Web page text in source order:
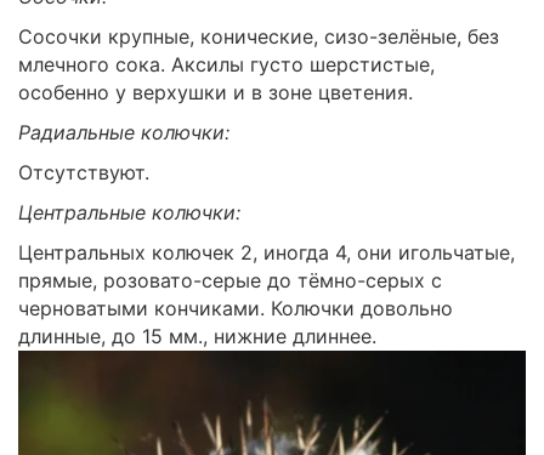
Сосочки крупные, конические, сизо-зелёные, без
млечного сока. Аксилы густо шерстистые,
особенно у верхушки и в зоне цветения.
Радиальные колючки:
Отсутствуют.
Центральные колючки:
Центральных колючек 2, иногда 4, они игольчатые,
прямые, розовато-серые до тёмно-серых с
черноватыми кончиками. Колючки довольно
длинные, до 15 мм., нижние длиннее.